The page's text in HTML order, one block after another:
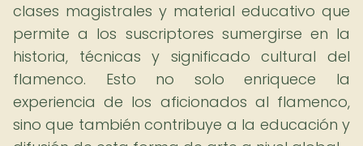
clases magistrales y material educativo que
permite a los suscriptores sumergirse en la
historia, técnicas y significado cultural del
flamenco. Esto no solo enriquece la
experiencia de los aficionados al flamenco,
sino que también contribuye a la educación y